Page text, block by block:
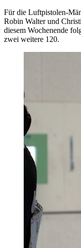
Für die Luftpistolen-
Robin Walter und
diesem Wochenende
zwei weitere 120.